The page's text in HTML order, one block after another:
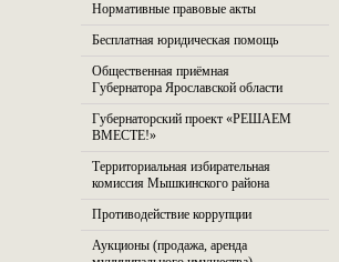
Нормативные правовые акты
Бесплатная юридическая помощь
Общественная приёмная
Губернатора Ярославской области
Губернаторский проект «РЕШАЕМ
ВМЕСТЕ!»
Территориальная избирательная
комиссия Мышкинского района
Противодействие коррупции
Аукционы (продажа, аренда